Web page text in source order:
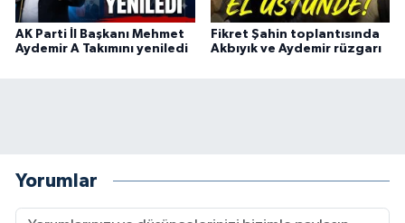
AK Parti İl Başkanı Mehmet
Aydemir A Takımını yeniledi
Fikret Şahin toplantısında
Akbıyık ve Aydemir rüzgarı
Yorumlar